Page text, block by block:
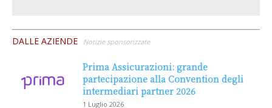
DALLE AZIENDE Notizie sponsorizzate
Prima Assicurazioni: grande
partecipazione alla Convention degli
intermediari partner 2026
1 Luglio 2026